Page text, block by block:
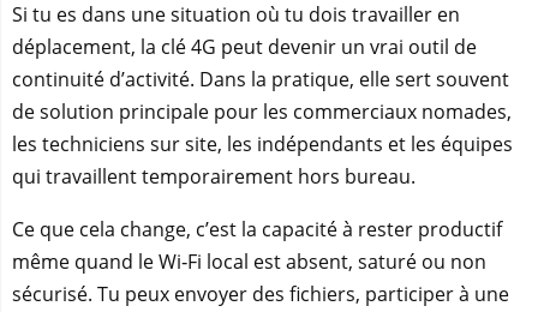
Si tu es dans une situation où tu dois travailler en
déplacement, la clé 4G peut devenir un vrai outil de
continuité d’activité. Dans la pratique, elle sert souvent
de solution principale pour les commerciaux nomades,
les techniciens sur site, les indépendants et les équipes
qui travaillent temporairement hors bureau.
Ce que cela change, c’est la capacité à rester productif
même quand le Wi‑Fi local est absent, saturé ou non
sécurisé. Tu peux envoyer des fichiers, participer à une